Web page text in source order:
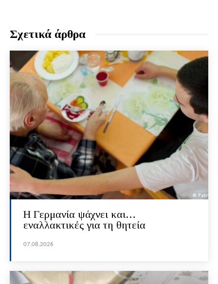
Σχετικά άρθρα
H Γερμανία ψάχνει και…
εναλλακτικές για τη θητεία
07.08.2026